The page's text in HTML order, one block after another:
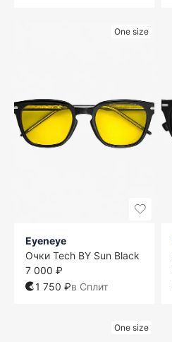
One size
Eyeneye
Очки Tech BY Sun Black
7 000 ₽
1 750 ₽в Сплит
One size